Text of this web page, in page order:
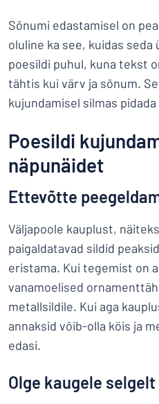
Sõnumi edastamisel on
oluline ka see, kuidas
poesildi puhul, kuna tekst
tähtis kui värv ja sõnum.
kujundamisel silmas
Poesildi
näpunäidet
Ettevõtte
Väljapoole kauplust,
paigaldatavad sildid
eristama. Kui tegemist on
vanamoelised
metallsildile. Kui aga
annaksid võib-olla köis ja
edasi.
Olge kaugele selgelt